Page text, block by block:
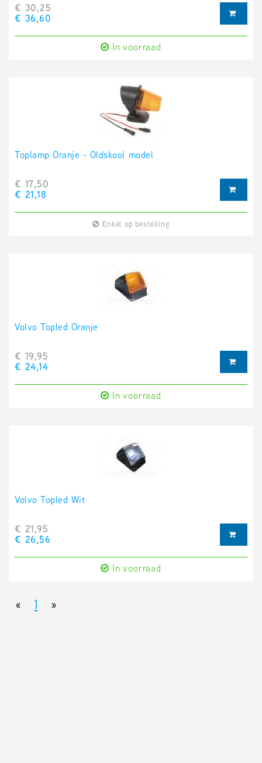
€ 30,25
€ 36,60
In voorraad
Toplamp Oranje - Oldskool model
€ 17,50
€ 21,18
Enkel op bestelling
Volvo Topled Oranje
€ 19,95
€ 24,14
In voorraad
Volvo Topled Wit
€ 21,95
€ 26,56
In voorraad
« 1 »